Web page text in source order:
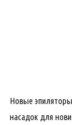
Новые
насадок для